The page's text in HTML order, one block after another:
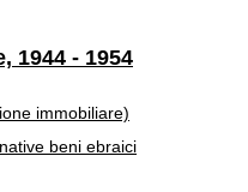
1944 - 1954
immobiliare)
beni ebraici